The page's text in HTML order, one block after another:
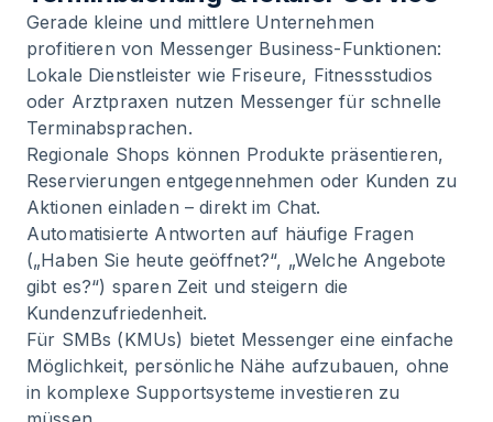
Gerade kleine und mittlere Unternehmen
profitieren von Messenger Business-Funktionen:
Lokale Dienstleister wie Friseure, Fitnessstudios
oder Arztpraxen nutzen Messenger für schnelle
Terminabsprachen.
Regionale Shops können Produkte präsentieren,
Reservierungen entgegennehmen oder Kunden zu
Aktionen einladen – direkt im Chat.
Automatisierte Antworten auf häufige Fragen
(„Haben Sie heute geöffnet?“, „Welche Angebote
gibt es?“) sparen Zeit und steigern die
Kundenzufriedenheit.
Für SMBs (KMUs) bietet Messenger eine einfache
Möglichkeit, persönliche Nähe aufzubauen, ohne
in komplexe Supportsysteme investieren zu